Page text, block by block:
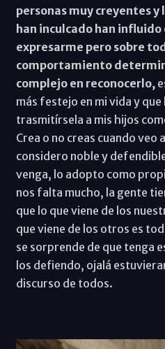
personas muy creyentes y
han inculcado han influido
expresarme pero sobre
comportamiento
complejo en reconocerlo,
más festejo en mi vida y
trasmitírsela a mis hijos
Crea o no creas cuando veo
considero noble y
venga, lo adopto como
nos falta mucho, la gente
que lo que viene de los
que viene de los otros es
se sorprende de que tenga
los defiendo, ojalá
discurso de todos.